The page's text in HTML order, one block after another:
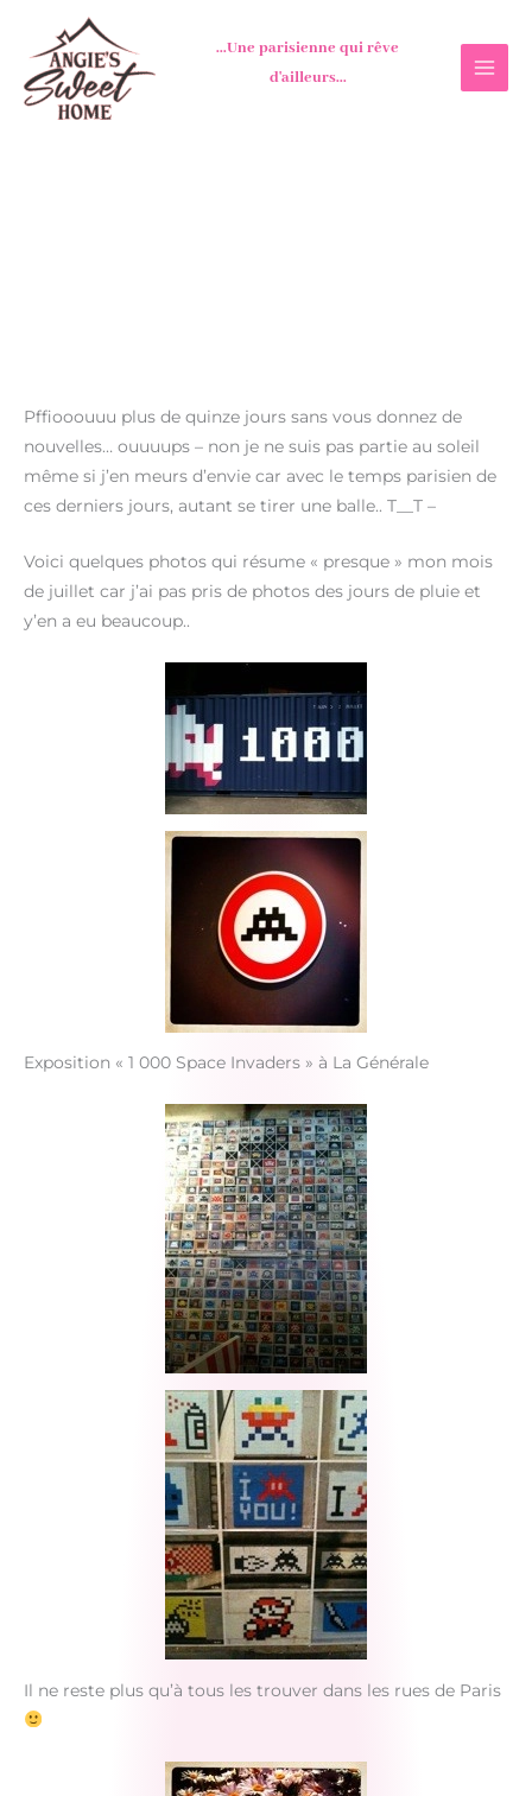
contenu
...Une parisienne qui rêve
d'ailleurs...
Pffiooouuu plus de quinze jours sans vous donnez de
nouvelles… ouuuups – non je ne suis pas partie au soleil
même si j’en meurs d’envie car avec le temps parisien de
ces derniers jours, autant se tirer une balle.. T__T –
Voici quelques photos qui résume « presque » mon mois
de juillet car j’ai pas pris de photos des jours de pluie et
y’en a eu beaucoup..
Exposition « 1 000 Space Invaders » à La Générale
Il ne reste plus qu’à tous les trouver dans les rues de Paris